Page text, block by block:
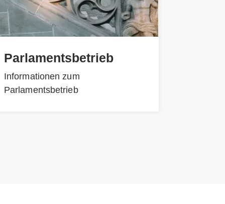
Parlamentsbetrieb
Informationen zum
Parlamentsbetrieb